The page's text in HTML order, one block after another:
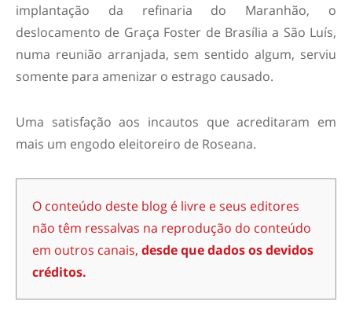
implantação da refinaria do Maranhão, o
deslocamento de Graça Foster de Brasília a São Luís,
numa reunião arranjada, sem sentido algum, serviu
somente para amenizar o estrago causado.
Uma satisfação aos incautos que acreditaram em
mais um engodo eleitoreiro de Roseana.
O conteúdo deste blog é livre e seus editores
não têm ressalvas na reprodução do conteúdo
em outros canais, desde que dados os devidos
créditos.